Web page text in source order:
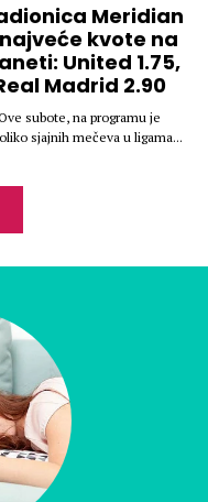
Meridian
kvote na
United 1.75,
Madrid 2.90
subote, na programu je
sjajnih mečeva u ligama...